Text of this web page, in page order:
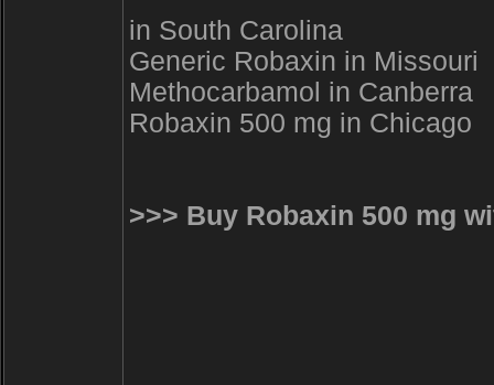
in South Carolina
Generic Robaxin in Missouri
Methocarbamol in Canberra
Robaxin 500 mg in Chicago
>>> Buy Robaxin 500 mg